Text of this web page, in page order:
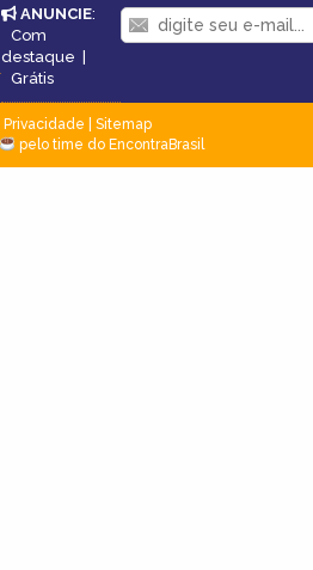
ANUNCIE:
Com
destaque
Grátis
Privacidade
Sitemap
pelo time do EncontraBrasil